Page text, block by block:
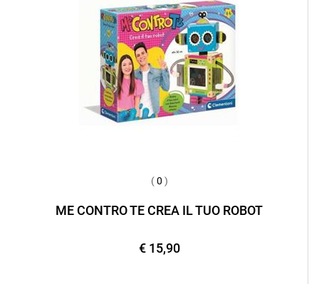
(0 )
ME CONTRO TE CREA IL TUO ROBOT
€ 15,90